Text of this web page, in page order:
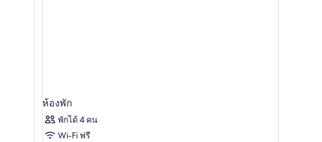
ห้องพัก
พักได้ 4 คน
Wi-Fi ฟรี